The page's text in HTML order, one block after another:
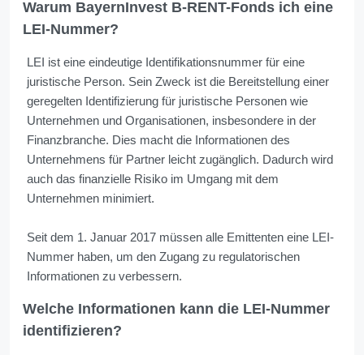
Warum BayernInvest B-RENT-Fonds ich eine
LEI-Nummer?
LEI ist eine eindeutige Identifikationsnummer für eine
juristische Person. Sein Zweck ist die Bereitstellung einer
geregelten Identifizierung für juristische Personen wie
Unternehmen und Organisationen, insbesondere in der
Finanzbranche. Dies macht die Informationen des
Unternehmens für Partner leicht zugänglich. Dadurch wird
auch das finanzielle Risiko im Umgang mit dem
Unternehmen minimiert.
Seit dem 1. Januar 2017 müssen alle Emittenten eine LEI-
Nummer haben, um den Zugang zu regulatorischen
Informationen zu verbessern.
Welche Informationen kann die LEI-Nummer
identifizieren?